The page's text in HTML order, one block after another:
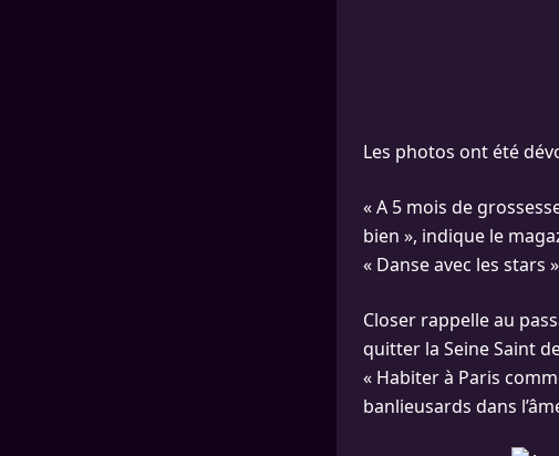
Les photos ont été
« A 5 mois de
bien », indique le
« Danse avec les stars
Closer rappelle au
quitter la Seine Saint
« Habiter à Paris
banlieusards dans